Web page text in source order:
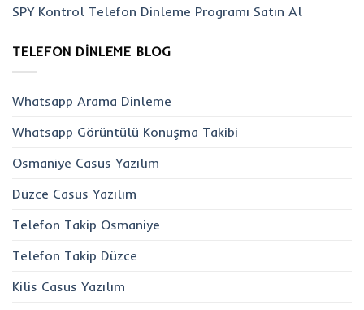
SPY Kontrol Telefon Dinleme Programı Satın Al
TELEFON DINLEME BLOG
Whatsapp Arama Dinleme
Whatsapp Görüntülü Konuşma Takibi
Osmaniye Casus Yazılım
Düzce Casus Yazılım
Telefon Takip Osmaniye
Telefon Takip Düzce
Kilis Casus Yazılım